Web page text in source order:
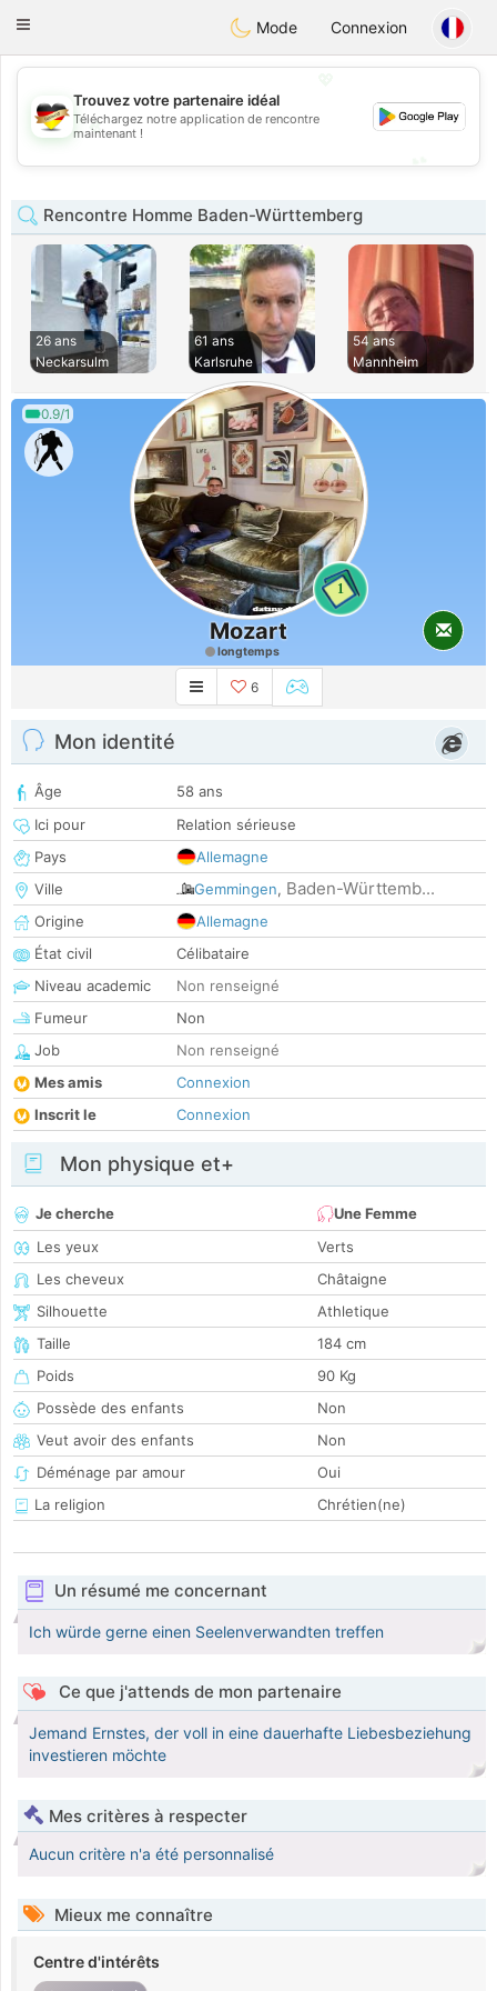
DeutschDating
Toggle
Mode Connexion
💖
💕
Trouvez votre partenaire idéal
Téléchargez notre application de rencontre
maintenant !
Rencontre Homme Baden-Württemberg
26 ans
Neckarsulm
61 ans
Karlsruhe
54 ans
Mannheim
0.9/1
1
Mozart
longtemps
6
Mon identité
Âge
58 ans
Ici pour
Relation sérieuse
Pays
Allemagne
Ville
Gemmingen, Baden-Württemb...
Origine
Allemagne
État civil
Célibataire
Niveau academic
Non renseigné
Fumeur
Non
Job
Non renseigné
Mes amis
Connexion
Inscrit le
Connexion
Mon physique et+
Je cherche
Une Femme
Les yeux
Verts
Les cheveux
Châtaigne
Silhouette
Athletique
Taille
184 cm
Poids
90 Kg
Possède des enfants
Non
Veut avoir des enfants
Non
Déménage par amour
Oui
La religion
Chrétien(ne)
Un résumé me concernant
Ich würde gerne einen Seelenverwandten treffen
Ce que j'attends de mon partenaire
Jemand Ernstes, der voll in eine dauerhafte Liebesbeziehung
investieren möchte
Mes critères à respecter
Aucun critère n'a été personnalisé
Mieux me connaître
Centre d'intérêts